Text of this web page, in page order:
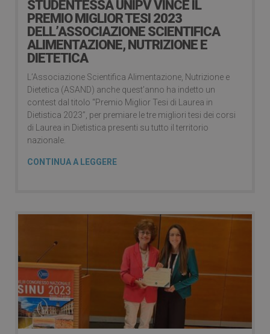
STUDENTESSA UNIPV VINCE IL
PREMIO MIGLIOR TESI 2023
DELL’ASSOCIAZIONE SCIENTIFICA
ALIMENTAZIONE, NUTRIZIONE E
DIETETICA
L’Associazione Scientifica Alimentazione, Nutrizione e
Dietetica (ASAND) anche quest’anno ha indetto un
contest dal titolo “Premio Miglior Tesi di Laurea in
Dietistica 2023”, per premiare le tre migliori tesi dei corsi
di Laurea in Dietistica presenti su tutto il territorio
nazionale.
CONTINUA A LEGGERE